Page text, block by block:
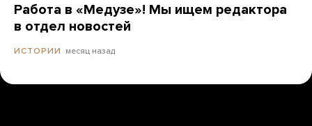
Работа в «Медузе»! Мы ищем редактора
в отдел новостей
ИСТОРИИ месяц назад